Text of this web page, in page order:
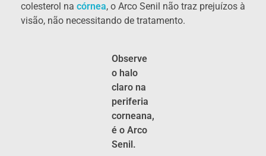
colesterol na córnea, o Arco Senil não traz prejuízos à
visão, não necessitando de tratamento.
Observe
o halo
claro na
periferia
corneana,
é o Arco
Senil.